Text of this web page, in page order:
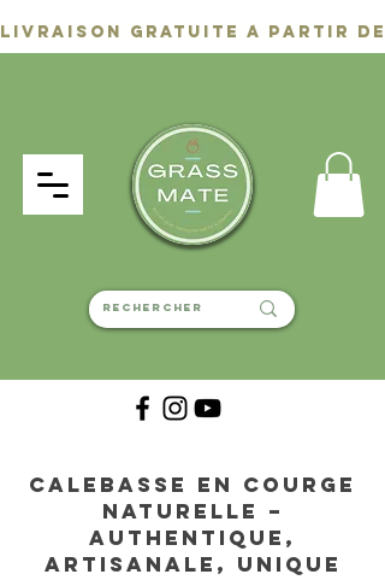
Calebasse en Courge
Naturelle –
Authentique,
artisanale, unique